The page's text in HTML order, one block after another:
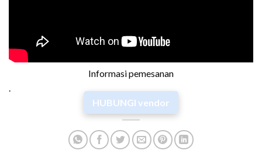
Informasi pemesanan
.
HUBUNGI vendor